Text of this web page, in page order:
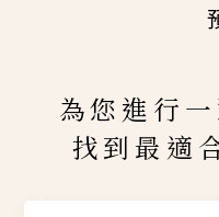
為您進行
找到最適